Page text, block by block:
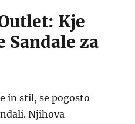
Kje
Sandale za
in stil, se pogosto
Njihova